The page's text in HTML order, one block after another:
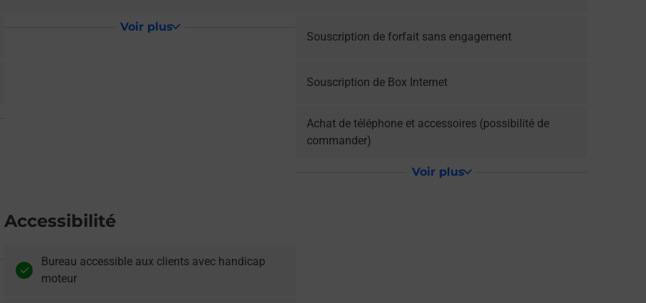
Voir plus
Souscription de forfait sans engagement
Souscription de Box Internet
Achat de téléphone et accessoires (possibilité de
commander)
Voir plus
Accessibilité
Bureau accessible aux clients avec handicap
moteur